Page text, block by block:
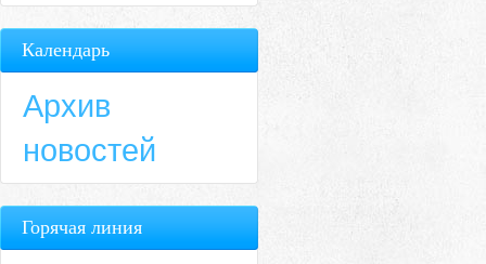
Календарь
Архив
новостей
Горячая линия